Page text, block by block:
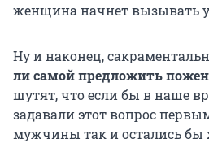
женщина начнет вызывать у
Ну и наконец,
ли самой предложить
шутят, что если бы в наше
задавали этот вопрос
мужчины так и остались бы